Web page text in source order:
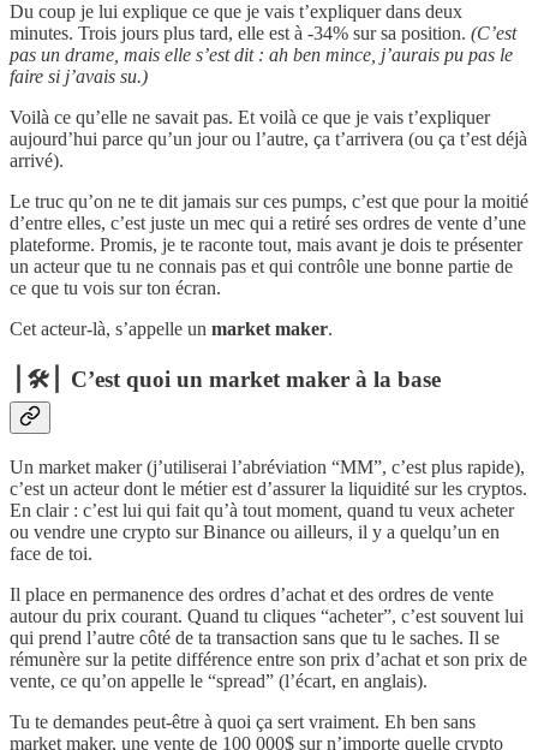
Du coup je lui explique ce que je vais t’expliquer dans deux
minutes. Trois jours plus tard, elle est à -34% sur sa position. (C’est
pas un drame, mais elle s’est dit : ah ben mince, j’aurais pu pas le
faire si j’avais su.)
Voilà ce qu’elle ne savait pas. Et voilà ce que je vais t’expliquer
aujourd’hui parce qu’un jour ou l’autre, ça t’arrivera (ou ça t’est déjà
arrivé).
Le truc qu’on ne te dit jamais sur ces pumps, c’est que pour la moitié
d’entre elles, c’est juste un mec qui a retiré ses ordres de vente d’une
plateforme. Promis, je te raconte tout, mais avant je dois te présenter
un acteur que tu ne connais pas et qui contrôle une bonne partie de
ce que tu vois sur ton écran.
Cet acteur-là, s’appelle un market maker.
⎪🛠️⎪ C’est quoi un market maker à la base
Un market maker (j’utiliserai l’abréviation “MM”, c’est plus rapide),
c’est un acteur dont le métier est d’assurer la liquidité sur les cryptos.
En clair : c’est lui qui fait qu’à tout moment, quand tu veux acheter
ou vendre une crypto sur Binance ou ailleurs, il y a quelqu’un en
face de toi.
Il place en permanence des ordres d’achat et des ordres de vente
autour du prix courant. Quand tu cliques “acheter”, c’est souvent lui
qui prend l’autre côté de ta transaction sans que tu le saches. Il se
rémunère sur la petite différence entre son prix d’achat et son prix de
vente, ce qu’on appelle le “spread” (l’écart, en anglais).
Tu te demandes peut-être à quoi ça sert vraiment. Eh ben sans
market maker, une vente de 100 000$ sur n’importe quelle crypto